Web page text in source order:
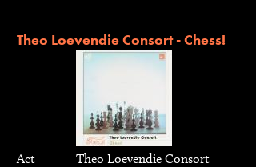
Theo Loevendie Consort - Chess!
Act
Theo Loevendie Consort